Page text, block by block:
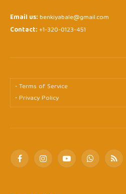
Email us:benkiyabale@gmail.com
Contact:+1-320-0123-451
• Terms of Service
• Privacy Policy
FacebookInstagramYouTubeWhatsApp
RSS